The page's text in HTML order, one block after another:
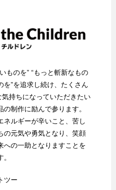
ものを” “もっと斬新なもの
を”を追求し続け、たくさん
気持ちになっていただきたい
制作に励んで参ります。
ネルギーが辛いこと、苦し
の元気や勇気となり、笑顔
への一助となりますことを
ツー